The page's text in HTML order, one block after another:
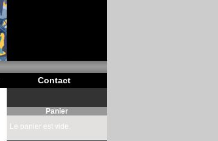
Contact
Panier
Le panier est vide.